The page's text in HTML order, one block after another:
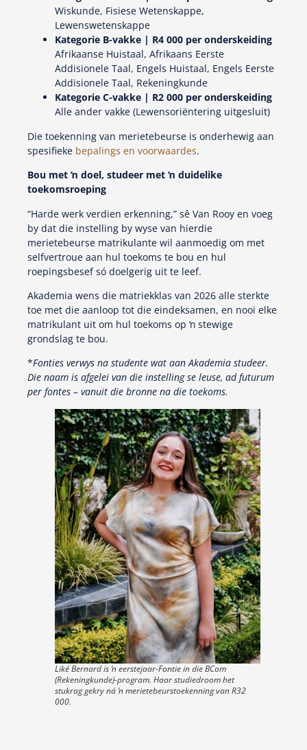
Wiskunde, Fisiese Wetenskappe,
Lewenswetenskappe
Kategorie B-vakke | R4 000 per onderskeiding
Afrikaanse Huistaal, Afrikaans Eerste
Addisionele Taal, Engels Huistaal, Engels Eerste
Addisionele Taal, Rekeningkunde
Kategorie C-vakke | R2 000 per onderskeiding
Alle ander vakke (Lewensoriëntering uitgesluit)
Die toekenning van merietebeurse is onderhewig aan
spesifieke bepalings en voorwaardes.
Bou met ŉ doel, studeer met ŉ duidelike
toekomsroeping
“Harde werk verdien erkenning,” sê Van Rooy en voeg
by dat die instelling by wyse van hierdie
merietebeurse matrikulante wil aanmoedig om met
selfvertroue aan hul toekoms te bou en hul
roepingsbesef só doelgerig uit te leef.
Akademia wens die matriekklas van 2026 alle sterkte
toe met die aanloop tot die eindeksamen, en nooi elke
matrikulant uit om hul toekoms op ŉ stewige
grondslag te bou.
*Fonties verwys na studente wat aan Akademia studeer.
Die naam is afgelei van die instelling se leuse, ad futurum
per fontes – vanuit die bronne na die toekoms.
Liké Bernard is ŉ eerstejaar-Fontie in die BCom
(Rekeningkunde)-program. Haar studiedroom het
stukrag gekry ná ŉ merietebeurstoekenning van R32
000.